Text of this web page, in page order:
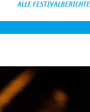
ALLE FESTIVALBERICHTE